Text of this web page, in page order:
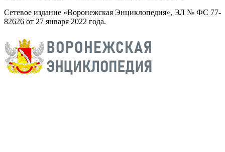
Сетевое издание «Воронежская Энциклопедия», ЭЛ № ФС 77-
82626 от 27 января 2022 года.